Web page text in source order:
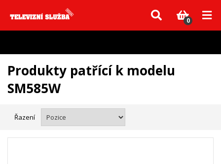
Vzhledem k aktuální situaci se může dodání dílů, které nejsou skladem,
zpozdit. Děkujeme za pochopení.
0
Produkty patřící k modelu
SM585W
Řazení